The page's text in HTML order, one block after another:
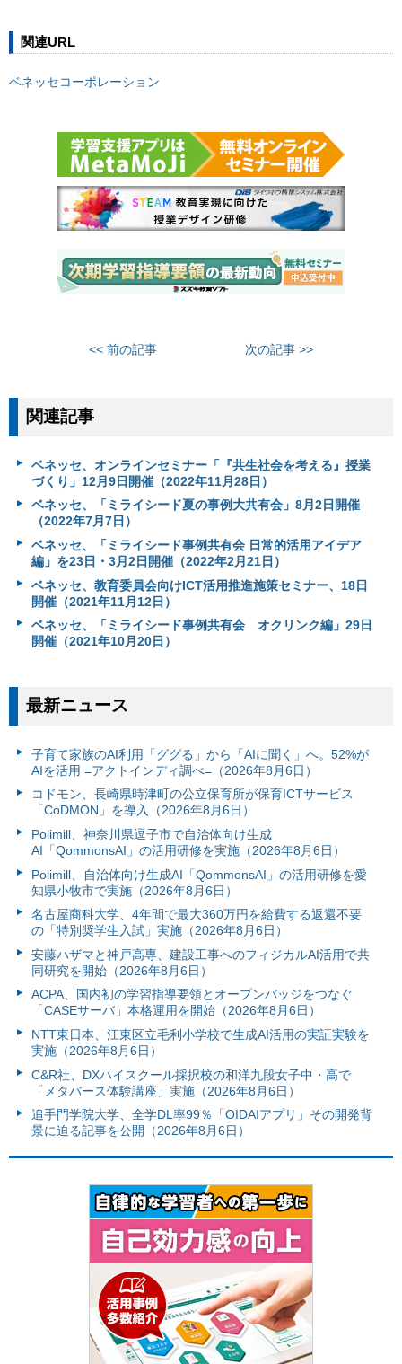
関連URL
ベネッセコーポレーション
<< 前の記事 次の記事 >>
関連記事
ベネッセ、オンラインセミナー「『共生社会を考える』授業
づくり」12月9日開催（2022年11月28日）
ベネッセ、「ミライシード夏の事例大共有会」8月2日開催
（2022年7月7日）
ベネッセ、「ミライシード事例共有会 日常的活用アイデア
編」を23日・3月2日開催（2022年2月21日）
ベネッセ、教育委員会向けICT活用推進施策セミナー、18日
開催（2021年11月12日）
ベネッセ、「ミライシード事例共有会 オクリンク編」29日
開催（2021年10月20日）
最新ニュース
子育て家族のAI利用「ググる」から「AIに聞く」へ。52%が
AIを活用 =アクトインディ調べ=（2026年8月6日）
コドモン、長崎県時津町の公立保育所が保育ICTサービス
「CoDMON」を導入（2026年8月6日）
Polimill、神奈川県逗子市で自治体向け生成
AI「QommonsAI」の活用研修を実施（2026年8月6日）
Polimill、自治体向け生成AI「QommonsAI」の活用研修を愛
知県小牧市で実施（2026年8月6日）
名古屋商科大学、4年間で最大360万円を給費する返還不要
の「特別奨学生入試」実施（2026年8月6日）
安藤ハザマと神戸高専、建設工事へのフィジカルAI活用で共
同研究を開始（2026年8月6日）
ACPA、国内初の学習指導要領とオープンバッジをつなぐ
「CASEサーバ」本格運用を開始（2026年8月6日）
NTT東日本、江東区立毛利小学校で生成AI活用の実証実験を
実施（2026年8月6日）
C&R社、DXハイスクール採択校の和洋九段女子中・高で
「メタバース体験講座」実施（2026年8月6日）
追手門学院大学、全学DL率99％「OIDAIアプリ」その開発背
景に迫る記事を公開（2026年8月6日）